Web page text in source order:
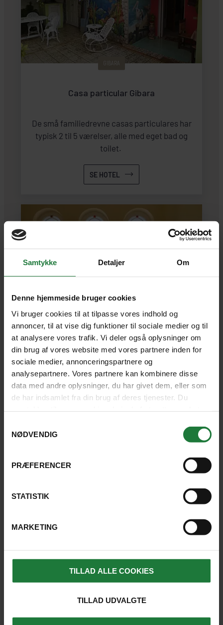
Samtykke Detaljer Om
Denne hjemmeside bruger cookies
Vi bruger cookies til at tilpasse vores indhold og
annoncer, til at vise dig funktioner til sociale medier og til
at analysere vores trafik. Vi deler også oplysninger om
din brug af vores website med vores partnere inden for
sociale medier, annonceringspartnere og
analysepartnere. Vores partnere kan kombinere disse
data med andre oplysninger, du har givet dem, eller som
de har indsamlet fra din brug af deres tjenester. Du
NØDVENDIG
PRÆFERENCER
STATISTIK
MARKETING
TILLAD ALLE COOKIES
TILLAD UDVALGTE
GIBARA
Casa particular Gibara
De små familiedrevne casas particulares har
typisk 2 til 5 værelser, alle med eget bad og
toilet.
SE HOTEL
HAVANA
Casa particular Havana
Særligt udvalgt casa particular med et tvist.
SE HOTEL
VARADERO
Bo lokalt og autentisk på et casa particular i